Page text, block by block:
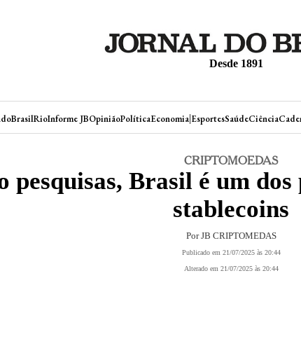
Desde 1891
BrasilRioInforme JBOpiniãoPolíticaEconomia|EsportesSaúdeCiência
CRIPTOMOEDAS
pesquisas, Brasil é um
stablecoins
Por JB CRIPTOMEDAS
Publicado em 21/07/2025 às 20:44
Alterado em 21/07/2025 às 20:44